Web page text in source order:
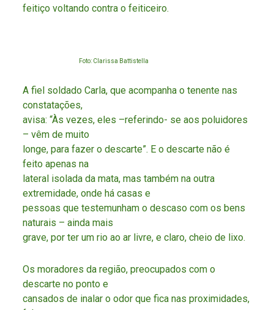
feitiço voltando contra o feiticeiro.
Foto: Clarissa Battistella
A fiel soldado Carla, que acompanha o tenente nas
constatações,
avisa: “Às vezes, eles –referindo- se aos poluidores
– vêm de muito
longe, para fazer o descarte”. E o descarte não é
feito apenas na
lateral isolada da mata, mas também na outra
extremidade, onde há casas e
pessoas que testemunham o descaso com os bens
naturais – ainda mais
grave, por ter um rio ao ar livre, e claro, cheio de lixo.
Os moradores da região, preocupados com o
descarte no ponto e
cansados de inalar o odor que fica nas proximidades,